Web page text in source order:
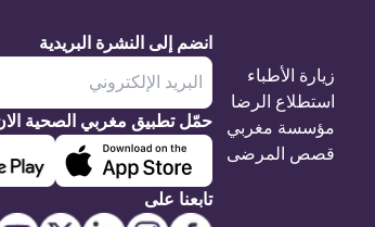
زيارة الأطباء
استطلاع الرضا
مؤسسة مغربي
قصص المرضى
انضم إلى النشرة البريدية
حمّل تطبيق مغربي الصحية
تابعنا على